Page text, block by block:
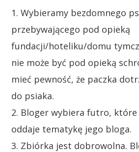
1. Wybieramy bezdomnego
przebywającego pod opieką
fundacji/hoteliku/domu
nie może być pod opieką
mieć pewność, że paczka
do psiaka.
2. Bloger wybiera futro,
oddaje tematykę jego bloga.
3. Zbiórka jest dobrowolna.